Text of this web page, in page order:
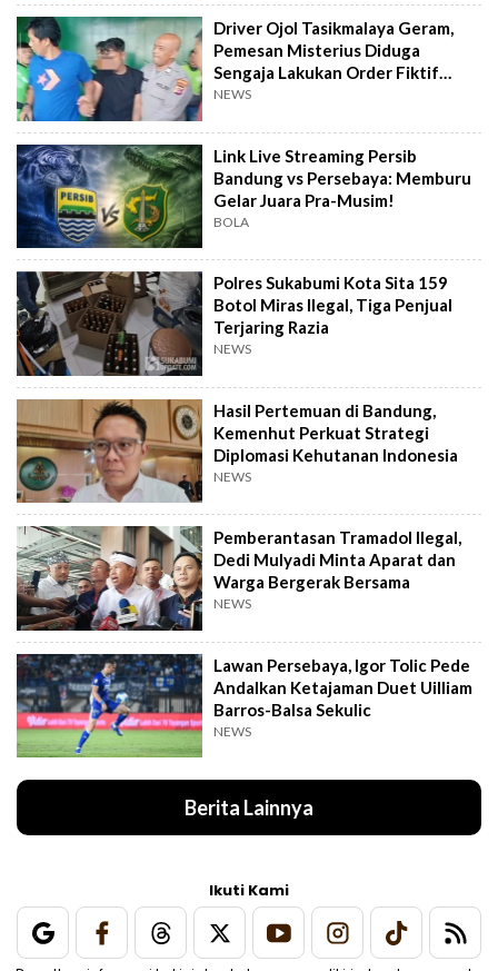
Driver Ojol Tasikmalaya Geram,
Pemesan Misterius Diduga
Sengaja Lakukan Order Fiktif
Berulang
NEWS
Link Live Streaming Persib
Bandung vs Persebaya: Memburu
Gelar Juara Pra-Musim!
BOLA
Polres Sukabumi Kota Sita 159
Botol Miras Ilegal, Tiga Penjual
Terjaring Razia
NEWS
Hasil Pertemuan di Bandung,
Kemenhut Perkuat Strategi
Diplomasi Kehutanan Indonesia
NEWS
Pemberantasan Tramadol Ilegal,
Dedi Mulyadi Minta Aparat dan
Warga Bergerak Bersama
NEWS
Lawan Persebaya, Igor Tolic Pede
Andalkan Ketajaman Duet Uilliam
Barros-Balsa Sekulic
NEWS
Berita Lainnya
Ikuti Kami